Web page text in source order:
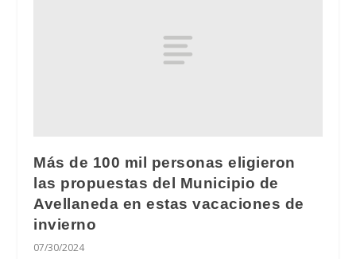
Más de 100 mil personas eligieron
las propuestas del Municipio de
Avellaneda en estas vacaciones de
invierno
07/30/2024